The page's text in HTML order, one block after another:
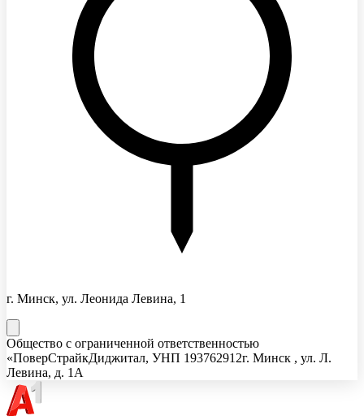
г. Минск, ул. Леонида Левина, 1
Общество с ограниченной ответственностью
«ПоверСтрайкДиджитал, УНП 193762912г. Минск , ул. Л.
Левина, д. 1А